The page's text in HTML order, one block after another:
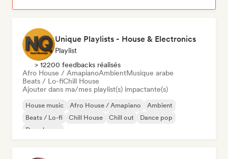
Unique Playlists - House & Electronics
Playlist
> 12200 feedbacks réalisés
Afro House / AmapianoAmbientMusique arabe
Beats / Lo-fiChill House
Ajouter dans ma/mes playlist(s) impactante(s)
House music Afro House / Amapiano
Ambient
Beats / Lo-fi
Chill House Chill out
Dance pop
Deep house